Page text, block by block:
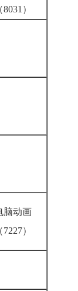
8031）
脑动画
7227）